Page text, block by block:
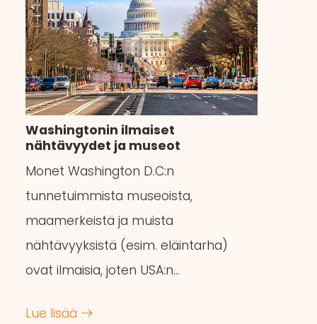
Washingtonin ilmaiset
nähtävyydet ja museot
Monet Washington D.C:n
tunnetuimmista museoista,
maamerkeistä ja muista
nähtävyyksistä (esim. eläintarha)
ovat ilmaisia, joten USA:n…
Lue lisää